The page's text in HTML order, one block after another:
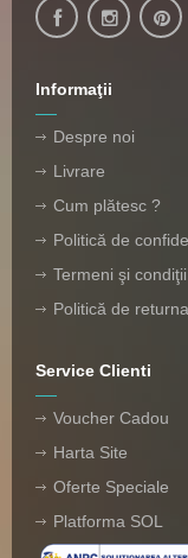
Informaţii
Despre noi
Livrare
Cum plătesc ?
Politică de
Termeni şi condiţii
Politică de
Service Clienti
Voucher Cadou
Harta Site
Oferte Speciale
Platforma SOL